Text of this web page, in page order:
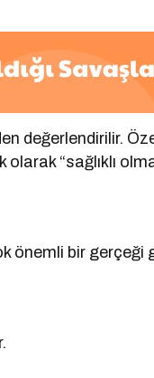
değerlendirilir.
“sağlıklı
önemli bir gerçeği